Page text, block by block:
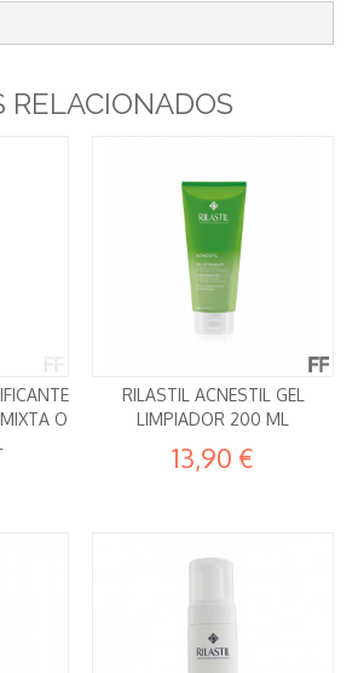
RELACIONADOS
O
RILASTIL ACNESTIL GEL
LIMPIADOR 200 ML
13,90 €